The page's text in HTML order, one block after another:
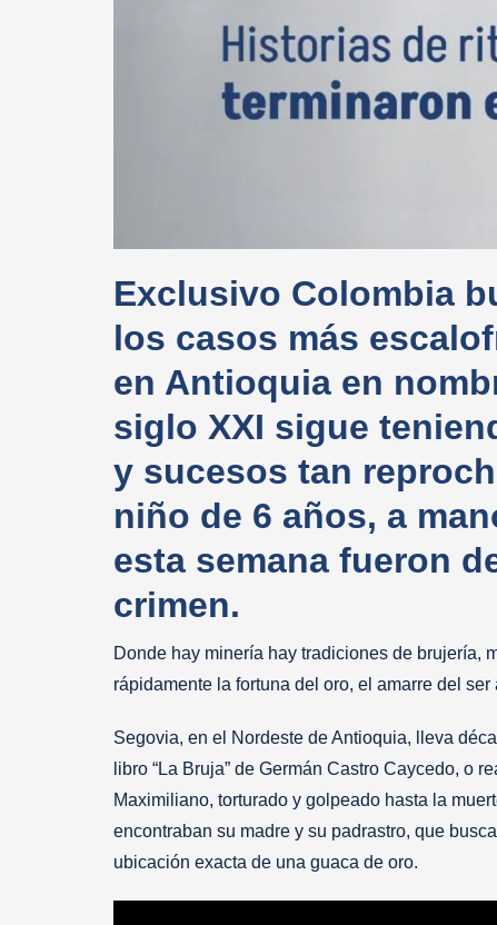
Exclusivo Colombia
los casos más
en Antioquia en
siglo XXI sigue
y sucesos tan
niño de 6 años, a
esta semana fueron
crimen.
Donde hay minería hay tradiciones de brujería,
rápidamente la fortuna del oro, el amarre del
Segovia, en el Nordeste de Antioquia, lleva
libro “La Bruja” de Germán Castro Caycedo, o
Maximiliano, torturado y golpeado hasta la
encontraban su madre y su padrastro, que
ubicación exacta de una guaca de oro.